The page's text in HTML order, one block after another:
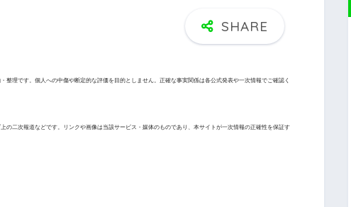
理です。個人への中傷や断定的な評価を目的としません。正確な事実関係は各公式発表や一次情報でご確認く
二次報道などです。リンクや画像は当該サービス・媒体のものであり、本サイトが一次情報の正確性を保証す